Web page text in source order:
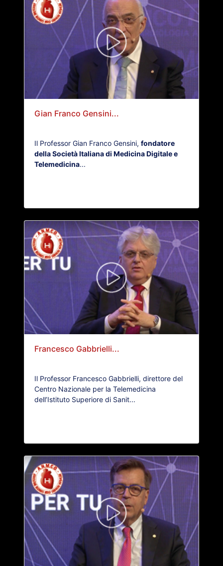
Gian Franco Gensini...
Il Professor Gian Franco Gensini, fondatore
della Società Italiana di Medicina Digitale e
Telemedicina...
Francesco Gabbrielli...
Il Professor Francesco Gabbrielli, direttore del
Centro Nazionale per la Telemedicina
dell’Istituto Superiore di Sanit...